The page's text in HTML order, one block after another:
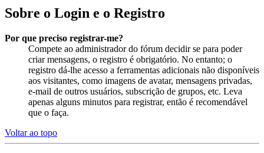
Sobre o Login e o Registro
Por que preciso registrar-me?
Compete ao administrador do fórum decidir se para poder
criar mensagens, o registro é obrigatório. No entanto; o
registro dá-lhe acesso a ferramentas adicionais não disponíveis
aos visitantes, como imagens de avatar, mensagens privadas,
e-mail de outros usuários, subscrição de grupos, etc. Leva
apenas alguns minutos para registrar, então é recomendável
que o faça.
Voltar ao topo